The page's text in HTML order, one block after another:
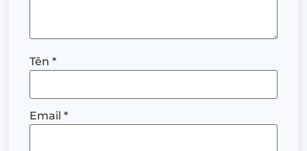
Tên *
Email *